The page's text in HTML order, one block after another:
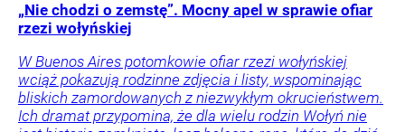
„Nie chodzi o zemstę”. Mocny apel w sprawie ofiar
rzezi wołyńskiej
W Buenos Aires potomkowie ofiar rzezi wołyńskiej
wciąż pokazują rodzinne zdjęcia i listy, wspominając
bliskich zamordowanych z niezwykłym okrucieństwem.
Ich dramat przypomina, że dla wielu rodzin Wołyń nie